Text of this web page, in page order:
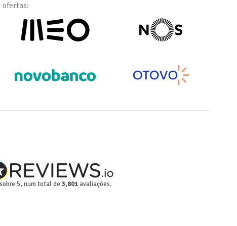
ofertas:
sobre 5, num total de 3,801avaliações.